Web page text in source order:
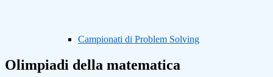
Campionati di Problem Solving
Olimpiadi della matematica